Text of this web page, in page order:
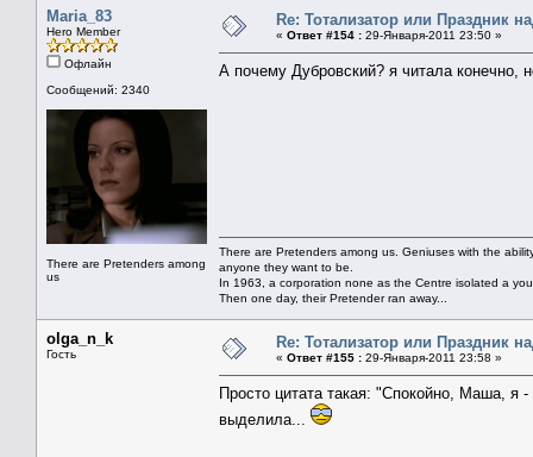
Maria_83
Hero Member
Офлайн
Сообщений: 2340
There are Pretenders among
us
Re: Тотализатор или Праздник
« Ответ #154 : 29-Января-2011 23:50 »
А почему Дубровский? я читала конечно,
There are Pretenders among us. Geniuses with the
anyone they want to be.
In 1963, a corporation none as the Centre isolated a
Then one day, their Pretender ran away...
olga_n_k
Гость
Re: Тотализатор или Праздник
« Ответ #155 : 29-Января-2011 23:58 »
Просто цитата такая: "Спокойно, Маша, я
выделила...